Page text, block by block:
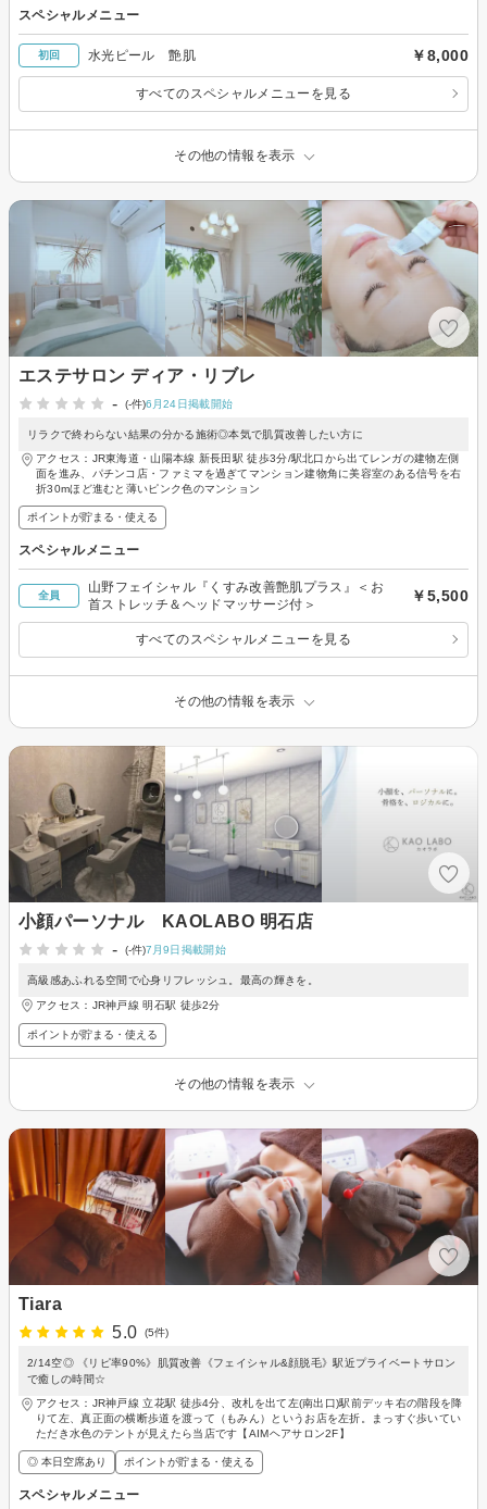
スペシャルメニュー
初回 水光ピール 艶肌 ￥8,000
すべてのスペシャルメニューを見る
その他の情報を表示
エステサロン ディア・リブレ
-
(-件)6月24日掲載開始
リラクで終わらない結果の分かる施術◎本気で肌質改善したい方に
アクセス：JR東海道・山陽本線 新長田駅 徒歩3分/駅北口から出てレンガの建物左側
面を進み、パチンコ店・ファミマを過ぎてマンション建物角に美容室のある信号を右
折30mほど進むと薄いピンク色のマンション
ポイントが貯まる・使える
スペシャルメニュー
全員
山野フェイシャル『くすみ改善艶肌プラス』＜お
首ストレッチ＆ヘッドマッサージ付＞
￥5,500
すべてのスペシャルメニューを見る
その他の情報を表示
小顔パーソナル KAOLABO 明石店
-
(-件)7月9日掲載開始
高級感あふれる空間で心身リフレッシュ。最高の輝きを。
アクセス：JR神戸線 明石駅 徒歩2分
ポイントが貯まる・使える
その他の情報を表示
Tiara
5.0
(5件)
2/14空◎ 《リピ率90%》肌質改善《フェイシャル&顔脱毛》駅近プライベートサロン
で癒しの時間☆
アクセス：JR神戸線 立花駅 徒歩4分、改札を出て左(南出口)駅前デッキ右の階段を降
りて左、真正面の横断歩道を渡って（もみん）というお店を左折。まっすぐ歩いてい
ただき水色のテントが見えたら当店です【AIMヘアサロン2F】
◎ 本日空席あり ポイントが貯まる・使える
スペシャルメニュー